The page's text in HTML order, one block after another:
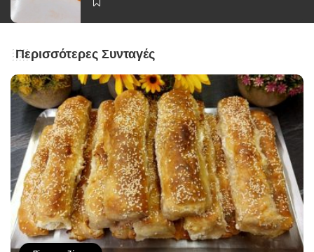
Περισσότερες Συνταγές